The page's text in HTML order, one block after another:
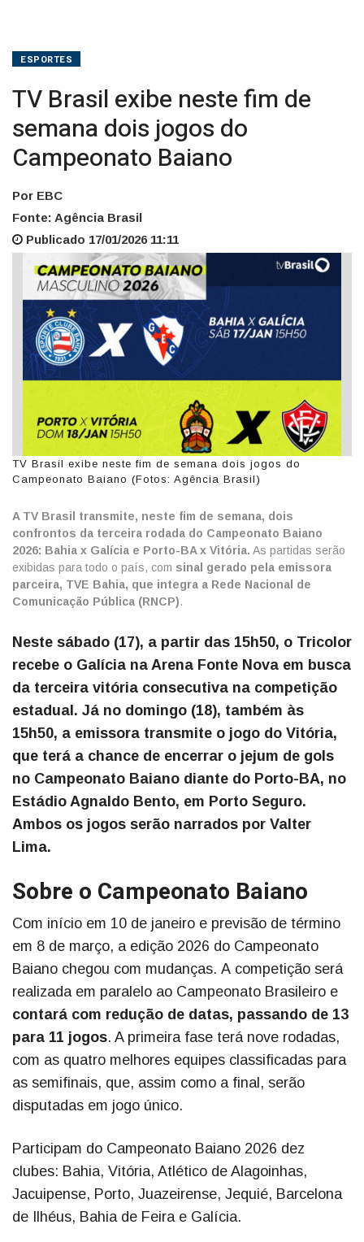
ESPORTES
TV Brasil exibe neste fim de
semana dois jogos do
Campeonato Baiano
Por EBC
Fonte: Agência Brasil
Publicado 17/01/2026 11:11
TV Brasil exibe neste fim de semana dois jogos do
Campeonato Baiano (Fotos: Agência Brasil)
A TV Brasil transmite, neste fim de semana, dois
confrontos da terceira rodada do Campeonato Baiano
2026: Bahia x Galícia e Porto-BA x Vitória. As partidas serão
exibidas para todo o país, com sinal gerado pela emissora
parceira, TVE Bahia, que integra a Rede Nacional de
Comunicação Pública (RNCP).
Neste sábado (17), a partir das 15h50, o Tricolor
recebe o Galícia na Arena Fonte Nova em busca
da terceira vitória consecutiva na competição
estadual. Já no domingo (18), também às
15h50, a emissora transmite o jogo do Vitória,
que terá a chance de encerrar o jejum de gols
no Campeonato Baiano diante do Porto-BA, no
Estádio Agnaldo Bento, em Porto Seguro.
Ambos os jogos serão narrados por Valter
Lima.
Sobre o Campeonato Baiano
Com início em 10 de janeiro e previsão de término
em 8 de março, a edição 2026 do Campeonato
Baiano chegou com mudanças. A competição será
realizada em paralelo ao Campeonato Brasileiro e
contará com redução de datas, passando de 13
para 11 jogos. A primeira fase terá nove rodadas,
com as quatro melhores equipes classificadas para
as semifinais, que, assim como a final, serão
disputadas em jogo único.
Participam do Campeonato Baiano 2026 dez
clubes: Bahia, Vitória, Atlético de Alagoinhas,
Jacuipense, Porto, Juazeirense, Jequié, Barcelona
de Ilhéus, Bahia de Feira e Galícia.